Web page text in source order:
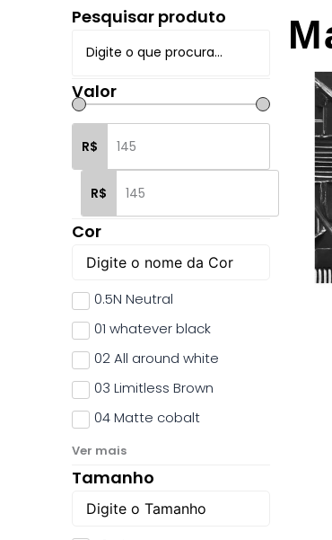
Pesquisar produto
Valor
R$
R$
Cor
0.5N Neutral
01 whatever black
02 All around white
03 Limitless Brown
04 Matte cobalt
Ver mais
Tamanho